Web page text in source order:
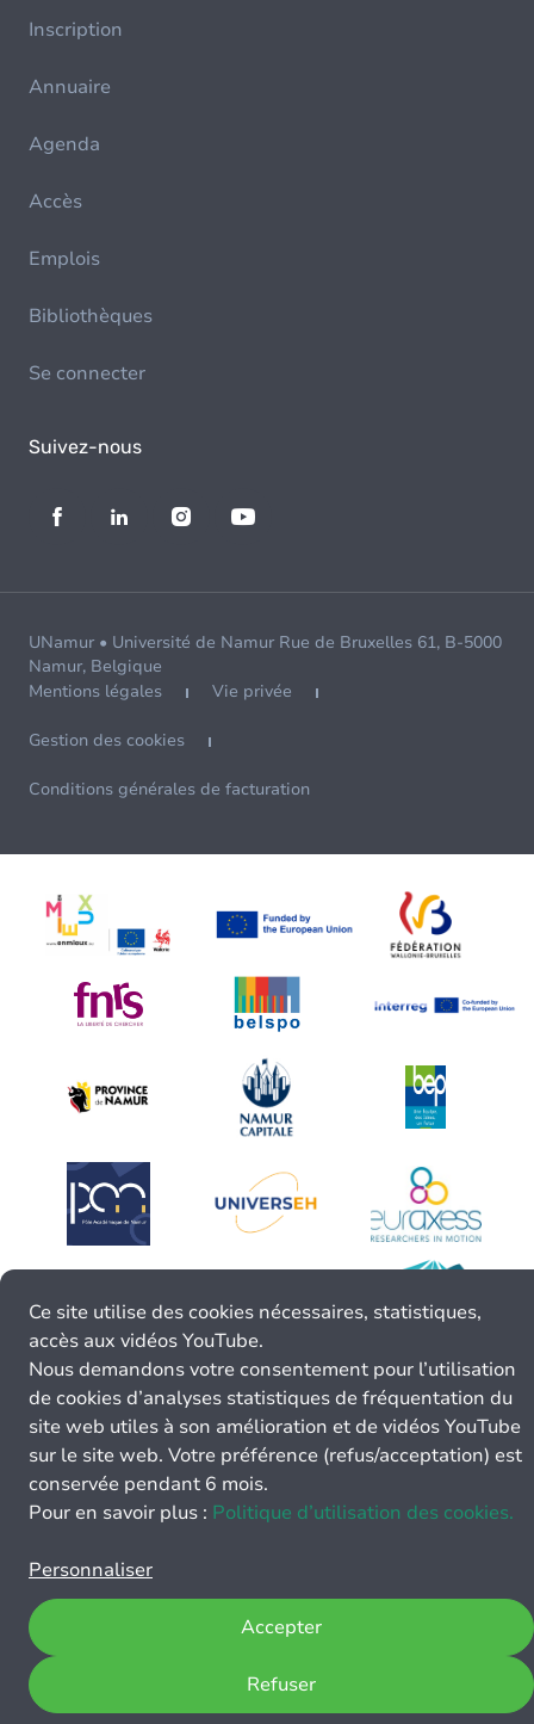
Inscription
Annuaire
Agenda
Accès
Emplois
Bibliothèques
Se connecter
Suivez-nous
UNamur • Université de Namur Rue de Bruxelles 61, B-5000
Namur, Belgique
Mentions légales
Vie privée
Gestion des cookies
Conditions générales de facturation
Ce site utilise des cookies nécessaires, statistiques,
accès aux vidéos YouTube.
Nous demandons votre consentement pour l’utilisation
de cookies d’analyses statistiques de fréquentation du
site web utiles à son amélioration et de vidéos YouTube
sur le site web. Votre préférence (refus/acceptation) est
conservée pendant 6 mois.
Pour en savoir plus : Politique d’utilisation des cookies.
Personnaliser
Refuser
Accepter